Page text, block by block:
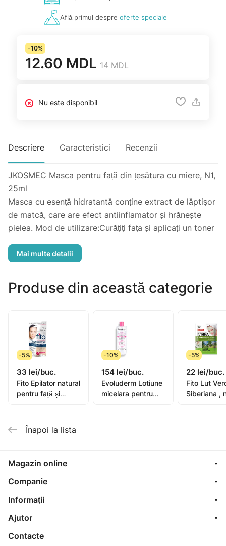
Află primul despre oferte speciale
-10%
12.60 MDL 14 MDL
Nu este disponibil
Descriere Caracteristici Recenzii
JKOSMEC Masca pentru față din țesătura cu miere, N1,
25ml
Masca cu esență hidratantă conține extract de lăptișor
de matcă, care are efect antiinflamator și hrănește
pielea. Mod de utilizare:Curățiți fața și aplicați un toner
zona ochilor și a buzelor. După 15-20 minute scoateți
Avertisment: Stopați utilizarea acestui produs și
consultați un specialist în caz de iritații, mâncărimi. Nu
îndemâna copiilor. Feriți de lumina directă a soarelui.
Evitați utilizarea în zona ochilor. Producător: Ezeikel
Cosmetic CO., LTD. #302, 15, Dosan-daero 16-gil,
Gangnam-gu, Seol, South Corea. Tel.+827051750100.
Importator:”Rihpangalfarma”SRL,str.N.Milescu Spătaru,
36 mun.Chișinău Tel:3732206127 Termen de
valabilitate indicat pe ambalaj.
Produse din această categorie
-5%
33 lei/buc.
Fito Epilator natural
pentru față și
age 15ml
-10%
154 lei/buc.
Evoluderm Lotiune
micelara pentru
-5%
22 lei/buc.
Fito Lut
Siberiana ,
Înapoi la lista
Magazin online
Companie
Informaţii
Ajutor
Contacte